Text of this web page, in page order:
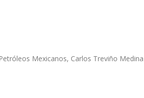
Mexicanos, Carlos Treviño Medina